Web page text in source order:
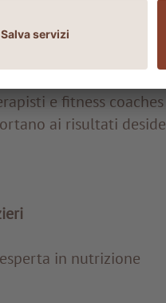
grasso
della
suggeriscono di
essere seguiti
e fitness
ai risultati
in nutrizione